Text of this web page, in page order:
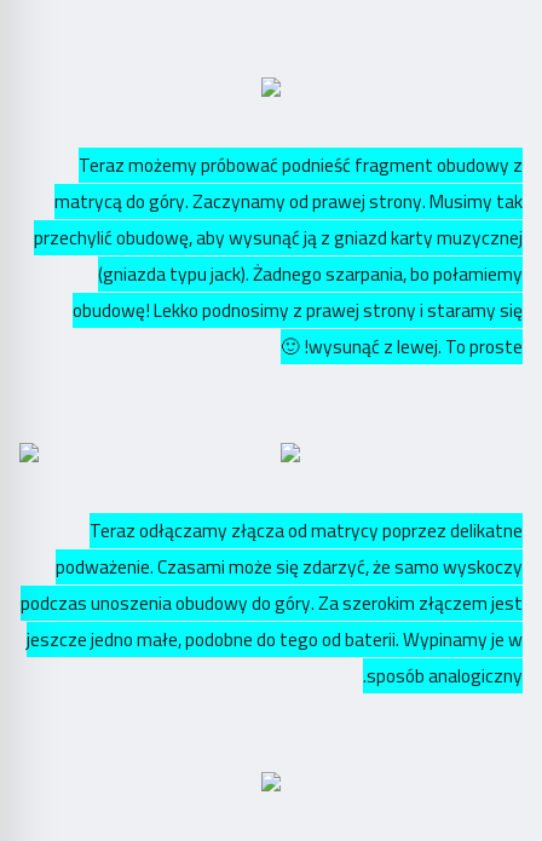
Teraz możemy próbować podnieść fragment obudowy z
matrycą do góry. Zaczynamy od prawej strony. Musimy tak
przechylić obudowę, aby wysunąć ją z gniazd karty muzycznej
(gniazda typu jack). Żadnego szarpania, bo połamiemy
obudowę! Lekko podnosimy z prawej strony i staramy się
wysunąć z lewej. To proste! 🙂
Teraz odłączamy złącza od matrycy poprzez delikatne
podważenie. Czasami może się zdarzyć, że samo wyskoczy
podczas unoszenia obudowy do góry. Za szerokim złączem jest
jeszcze jedno małe, podobne do tego od baterii. Wypinamy je w
sposób analogiczny.